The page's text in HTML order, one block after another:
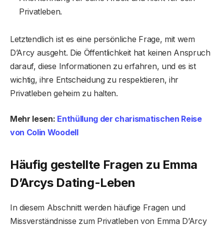
Privatleben.
Letztendlich ist es eine persönliche Frage, mit wem
D’Arcy ausgeht. Die Öffentlichkeit hat keinen Anspruch
darauf, diese Informationen zu erfahren, und es ist
wichtig, ihre Entscheidung zu respektieren, ihr
Privatleben geheim zu halten.
Mehr lesen: Enthüllung der charismatischen Reise
von Colin Woodell
Häufig gestellte Fragen zu Emma
D’Arcys Dating-Leben
In diesem Abschnitt werden häufige Fragen und
Missverständnisse zum Privatleben von Emma D’Arcy